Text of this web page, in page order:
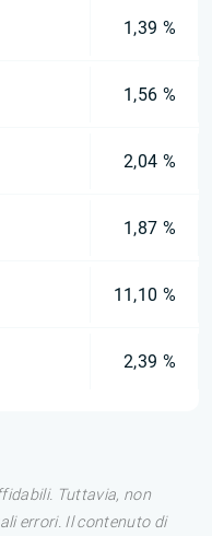
1,39 %
1,56 %
2,04 %
1,87 %
11,10 %
2,39 %
Tuttavia, non
errori. Il contenuto di